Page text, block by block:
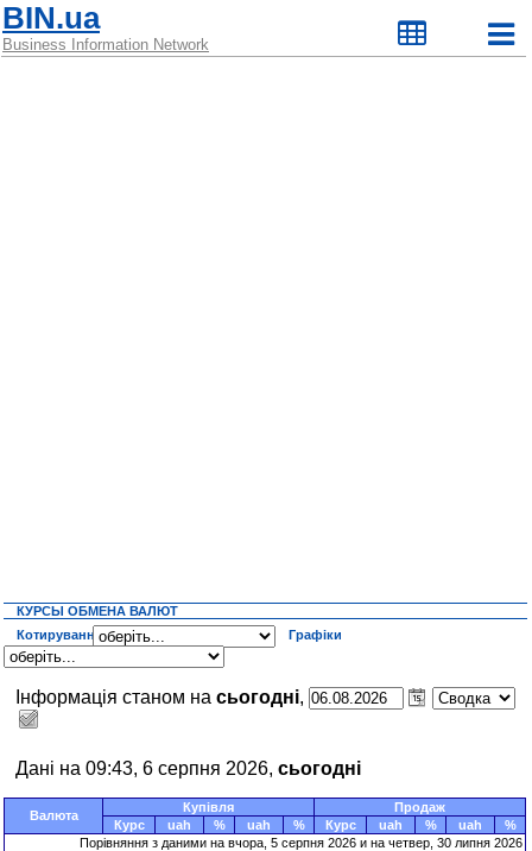
BIN.ua
Business Information Network
КУРСЫ ОБМЕНА ВАЛЮТ
Котирування
Графіки
Інформація станом насьогодні,
Дані на 09:43, 6 серпня 2026, сьогодні
Валюта
Купівля
Продаж
Курс
uah % uah % Курс uah % uah
%
Порівняння з даними на вчора , 5 серпня 2026 и на четвер, 30 липня 2026